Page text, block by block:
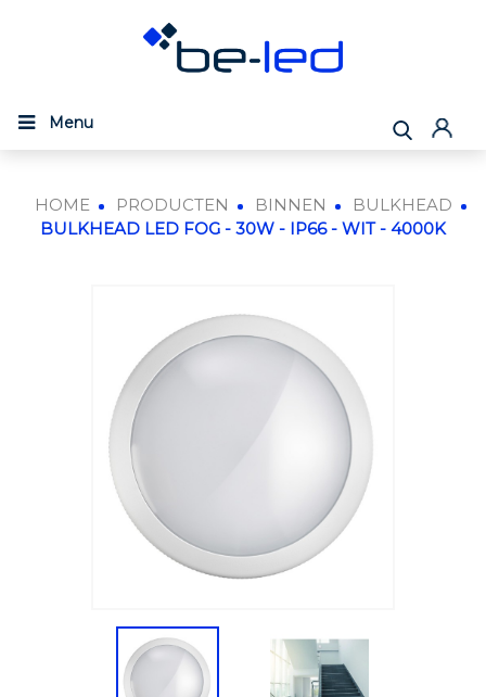
Menu
HOME PRODUCTEN BINNEN
BULKHEAD
BULKHEAD LED FOG - 30W - IP66 - WIT - 4000K